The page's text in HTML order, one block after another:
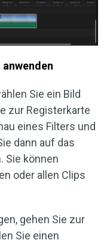
Sie ein Bild
zur Registerkarte
eines Filters und
dann auf das
Sie können
oder allen Clips
gehen Sie zur
Sie einen